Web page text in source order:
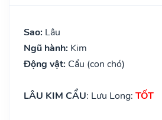
Sao: Lâu
Ngũ hành: Kim
Động vật: Cẩu (con chó)
LÂU KIM CẨU: Lưu Long: TỐT